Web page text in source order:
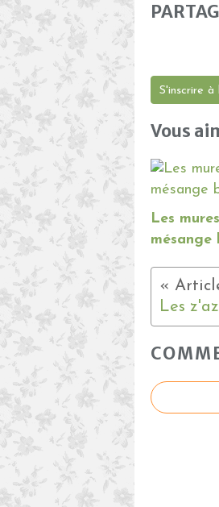
S'inscrire
Vous
Les
mésange